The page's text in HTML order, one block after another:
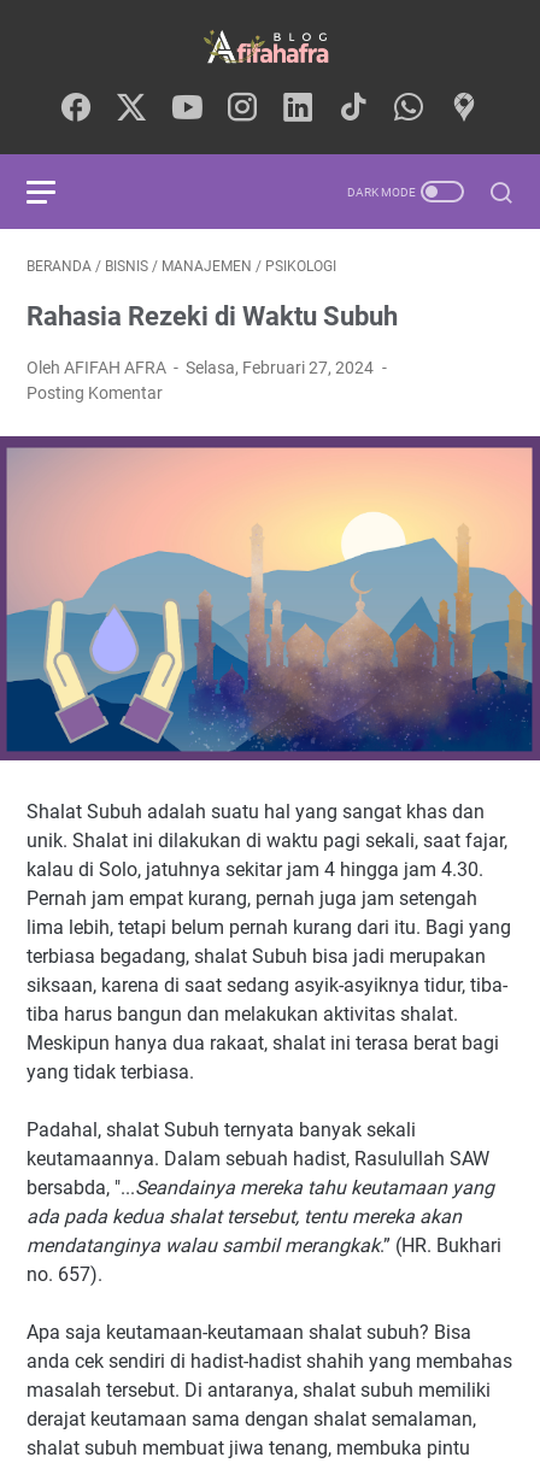
BERANDA / BISNIS / MANAJEMEN / PSIKOLOGI
Rahasia Rezeki di Waktu Subuh
Oleh AFIFAH AFRA
Selasa, Februari 27, 2024
Posting Komentar
Shalat Subuh adalah suatu hal yang sangat khas dan
unik. Shalat ini dilakukan di waktu pagi sekali, saat fajar,
kalau di Solo, jatuhnya sekitar jam 4 hingga jam 4.30.
Pernah jam empat kurang, pernah juga jam setengah
lima lebih, tetapi belum pernah kurang dari itu. Bagi yang
terbiasa begadang, shalat Subuh bisa jadi merupakan
siksaan, karena di saat sedang asyik-asyiknya tidur, tiba-
tiba harus bangun dan melakukan aktivitas shalat.
Meskipun hanya dua rakaat, shalat ini terasa berat bagi
yang tidak terbiasa.
Padahal, shalat Subuh ternyata banyak sekali
keutamaannya. Dalam sebuah hadist, Rasulullah SAW
bersabda, "...Seandainya mereka tahu keutamaan yang
ada pada kedua shalat tersebut, tentu mereka akan
mendatanginya walau sambil merangkak.” (HR. Bukhari
no. 657).
Apa saja keutamaan-keutamaan shalat subuh? Bisa
anda cek sendiri di hadist-hadist shahih yang membahas
masalah tersebut. Di antaranya, shalat subuh memiliki
derajat keutamaan sama dengan shalat semalaman,
shalat subuh membuat jiwa tenang, membuka pintu